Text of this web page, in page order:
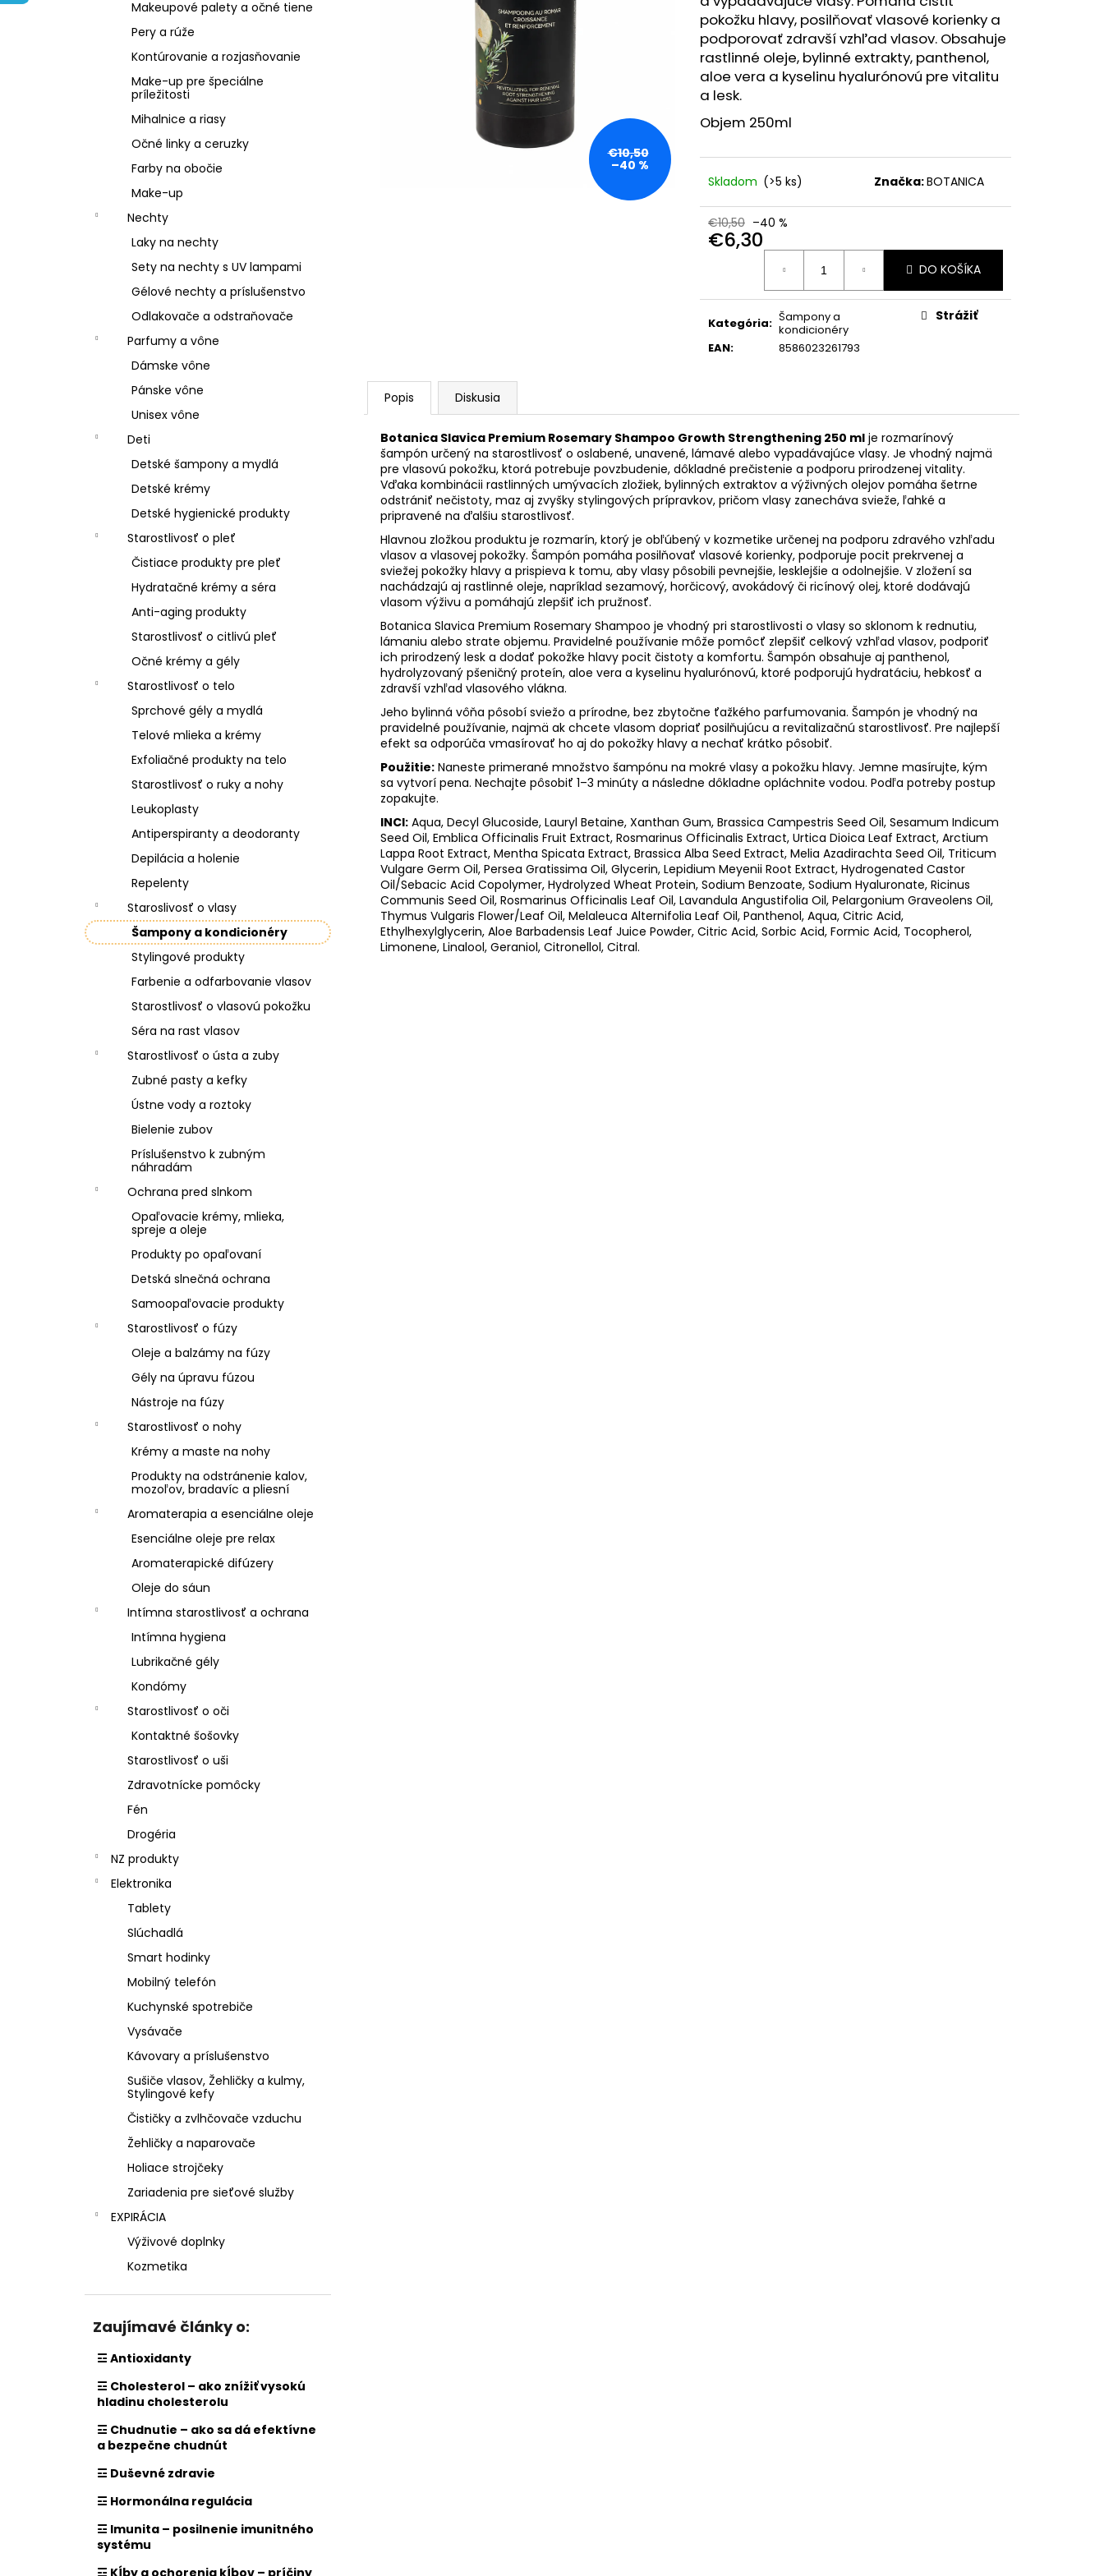
Makeupové palety a očné tiene
Pery a rúže
Kontúrovanie a rozjasňovanie
Make-up pre špeciálne
príležitosti
Mihalnice a riasy
Očné linky a ceruzky
Farby na obočie
Make-up
Nechty
Laky na nechty
Sety na nechty s UV lampami
Gélové nechty a príslušenstvo
Odlakovače a odstraňovače
Parfumy a vône
Dámske vône
Pánske vône
Unisex vône
Deti
Detské šampony a mydlá
Detské krémy
Detské hygienické produkty
Starostlivosť o pleť
Čistiace produkty pre pleť
Hydratačné krémy a séra
Anti-aging produkty
Starostlivosť o citlivú pleť
Očné krémy a gély
Starostlivosť o telo
Sprchové gély a mydlá
Telové mlieka a krémy
Exfoliačné produkty na telo
Starostlivosť o ruky a nohy
Leukoplasty
Antiperspiranty a deodoranty
Depilácia a holenie
Repelenty
Staroslivosť o vlasy
Šampony a kondicionéry
Stylingové produkty
Farbenie a odfarbovanie vlasov
Starostlivosť o vlasovú pokožku
Séra na rast vlasov
Starostlivosť o ústa a zuby
Zubné pasty a kefky
Ústne vody a roztoky
Bielenie zubov
Príslušenstvo k zubným
náhradám
Ochrana pred slnkom
Opaľovacie krémy, mlieka,
spreje a oleje
Produkty po opaľovaní
Detská slnečná ochrana
Samoopaľovacie produkty
Starostlivosť o fúzy
Oleje a balzámy na fúzy
Gély na úpravu fúzou
Nástroje na fúzy
Starostlivosť o nohy
Krémy a maste na nohy
Produkty na odstránenie kalov,
mozoľov, bradavíc a pliesní
Aromaterapia a esenciálne oleje
Esenciálne oleje pre relax
Aromaterapické difúzery
Oleje do sáun
Intímna starostlivosť a ochrana
Intímna hygiena
Lubrikačné gély
Kondómy
Starostlivosť o oči
Kontaktné šošovky
Starostlivosť o uši
Zdravotnícke pomôcky
Fén
Drogéria
NZ produkty
Elektronika
Tablety
Slúchadlá
Smart hodinky
Mobilný telefón
Kuchynské spotrebiče
Vysávače
Kávovary a príslušenstvo
Sušiče vlasov, Žehličky a kulmy,
Stylingové kefy
Čističky a zvlhčovače vzduchu
Žehličky a naparovače
Holiace strojčeky
Zariadenia pre sieťové služby
EXPIRÁCIA
Výživové doplnky
Kozmetika
Zaujímavé články o:
☲ Antioxidanty
☲ Cholesterol – ako znížiť vysokú
hladinu cholesterolu
☲ Chudnutie – ako sa dá efektívne
a bezpečne chudnút
☲ Duševné zdravie
☲ Hormonálna regulácia
☲ Imunita – posilnenie imunitného
systému
☲ Kĺby a ochorenia kĺbov – príčiny
pokožku hlavy, posilňovať vlasové korienky a
podporovať zdravší vzhľad vlasov. Obsahuje
rastlinné oleje, bylinné extrakty, panthenol,
aloe vera a kyselinu hyalurónovú pre vitalitu
a lesk.
Objem 250ml
Skladom (>5 ks) Značka:BOTANICA
€10,50 –40 %
€6,30
Jednotková
DO KOŠÍKA
Kategória: Šampony a
kondicionéry
EAN: 8586023261793
Strážiť
€10,50
–40 %
Popis Diskusia
Botanica Slavica Premium Rosemary Shampoo Growth Strengthening 250 ml je rozmarínový
šampón určený na starostlivosť o oslabené, unavené, lámavé alebo vypadávajúce vlasy. Je vhodný najmä
pre vlasovú pokožku, ktorá potrebuje povzbudenie, dôkladné prečistenie a podporu prirodzenej vitality.
Vďaka kombinácii rastlinných umývacích zložiek, bylinných extraktov a výživných olejov pomáha šetrne
odstrániť nečistoty, maz aj zvyšky stylingových prípravkov, pričom vlasy zanecháva svieže, ľahké a
pripravené na ďalšiu starostlivosť.
Hlavnou zložkou produktu je rozmarín, ktorý je obľúbený v kozmetike určenej na podporu zdravého vzhľadu
vlasov a vlasovej pokožky. Šampón pomáha posilňovať vlasové korienky, podporuje pocit prekrvenej a
sviežej pokožky hlavy a prispieva k tomu, aby vlasy pôsobili pevnejšie, lesklejšie a odolnejšie. V zložení sa
nachádzajú aj rastlinné oleje, napríklad sezamový, horčicový, avokádový či ricínový olej, ktoré dodávajú
vlasom výživu a pomáhajú zlepšiť ich pružnosť.
Botanica Slavica Premium Rosemary Shampoo je vhodný pri starostlivosti o vlasy so sklonom k rednutiu,
lámaniu alebo strate objemu. Pravidelné používanie môže pomôcť zlepšiť celkový vzhľad vlasov, podporiť
ich prirodzený lesk a dodať pokožke hlavy pocit čistoty a komfortu. Šampón obsahuje aj panthenol,
hydrolyzovaný pšeničný proteín, aloe vera a kyselinu hyalurónovú, ktoré podporujú hydratáciu, hebkosť a
zdravší vzhľad vlasového vlákna.
Jeho bylinná vôňa pôsobí sviežo a prírodne, bez zbytočne ťažkého parfumovania. Šampón je vhodný na
pravidelné používanie, najmä ak chcete vlasom dopriať posilňujúcu a revitalizačnú starostlivosť. Pre najlepší
efekt sa odporúča vmasírovať ho aj do pokožky hlavy a nechať krátko pôsobiť.
Použitie: Naneste primerané množstvo šampónu na mokré vlasy a pokožku hlavy. Jemne masírujte, kým
sa vytvorí pena. Nechajte pôsobiť 1–3 minúty a následne dôkladne opláchnite vodou. Podľa potreby postup
zopakujte.
INCI: Aqua, Decyl Glucoside, Lauryl Betaine, Xanthan Gum, Brassica Campestris Seed Oil, Sesamum Indicum
Seed Oil, Emblica Officinalis Fruit Extract, Rosmarinus Officinalis Extract, Urtica Dioica Leaf Extract, Arctium
Lappa Root Extract, Mentha Spicata Extract, Brassica Alba Seed Extract, Melia Azadirachta Seed Oil, Triticum
Vulgare Germ Oil, Persea Gratissima Oil, Glycerin, Lepidium Meyenii Root Extract, Hydrogenated Castor
Oil/Sebacic Acid Copolymer, Hydrolyzed Wheat Protein, Sodium Benzoate, Sodium Hyaluronate, Ricinus
Communis Seed Oil, Rosmarinus Officinalis Leaf Oil, Lavandula Angustifolia Oil, Pelargonium Graveolens Oil,
Thymus Vulgaris Flower/Leaf Oil, Melaleuca Alternifolia Leaf Oil, Panthenol, Aqua, Citric Acid,
Ethylhexylglycerin, Aloe Barbadensis Leaf Juice Powder, Citric Acid, Sorbic Acid, Formic Acid, Tocopherol,
Limonene, Linalool, Geraniol, Citronellol, Citral.
NZ DERMOCOSMETICS ROSACEA –
DERMOKOZMETICKÝ KRÉM NA REDUKCIU
ZAČERVENANIA A POSILNENIE CIEVOK
€9,99
HEALTH LABS CARE TRICHOLOGICKÁ
MASKA ​​S CERAMIDMI NA VLASOVÚ
POKOŽKU 175 ML, EXP.: 04/2026
VENIRA VLASY, NECHTY A PLEŤ VO
FORME SRDIEČOK PRÍCHUŤ MARHUĽA
120 TABLIET
€20